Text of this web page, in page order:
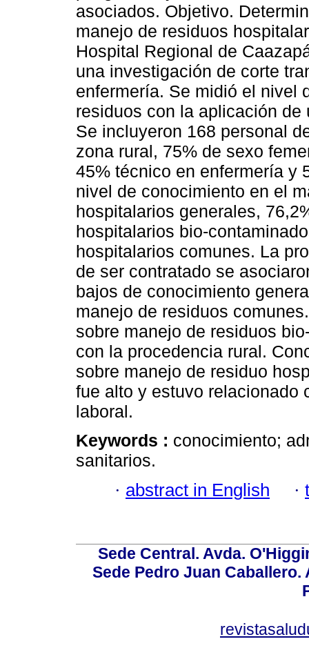
asociados. Objetivo.
manejo de residuos
Hospital Regional de
una investigación de corte
enfermería. Se midió el nivel
residuos con la aplicación
Se incluyeron 168 personal
zona rural, 75% de sexo
45% técnico en enfermería y
nivel de conocimiento en el
hospitalarios generales,
hospitalarios bio-
hospitalarios comunes. La
de ser contratado se
bajos de conocimiento
manejo de residuos
sobre manejo de residuos
con la procedencia rural.
sobre manejo de residuo
fue alto y estuvo relacionado
laboral.
Keywords : conocimiento;
sanitarios.
· abstract in English ·
Sede Central. Avda.
Sede Pedro Juan Caballero.